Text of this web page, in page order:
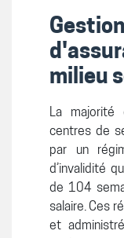
milieu
La majorité
centres de
par un
d’invalidité
de 104
salaire. Ces
et